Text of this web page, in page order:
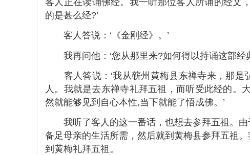
的是甚么经?’
客人答说：‘《金刚经》。’
我再问他：‘您从那里来?如何得以持诵这部经
客人答说：‘我从蕲州黄梅县东禅寺来，那是
人。我就是去东禅寺礼拜五祖，而听受此经的。
然就能够见到自心本性,当下就能了悟成佛。’
我听了客人的这一番话，也想去参拜五祖。由
备足母亲的生活所需，然后就到黄梅县参拜五祖
到黄梅礼拜五祖。